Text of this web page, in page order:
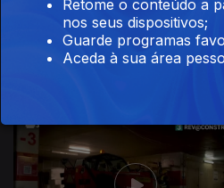
Retome o conteúdo a
nos seus dispositivos;
Guarde programas
Aceda à sua área